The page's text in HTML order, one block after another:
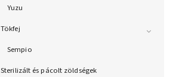
Yuzu
Tökfej
Sempio
Sterilizált és pácolt zöldségek